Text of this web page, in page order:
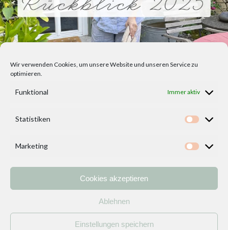
Wir verwenden Cookies, um unsere Website und unseren Service zu
optimieren.
Funktional Immer aktiv
Statistiken
Marketing
Cookies akzeptieren
Ablehnen
Einstellungen speichern
Kontakt
Impressum/ Datenschutzerklärung